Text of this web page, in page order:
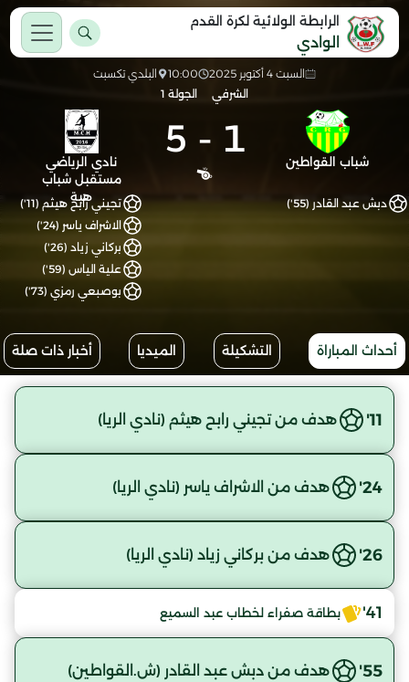
الرابطة الولائية لكرة القدم
الوادي
السبت 4 أكتوبر 2025 10:00
البلدي تكسبت
الشرفي
الجولة 1
شباب القواطين 1
-
5
نادي الرياضي
مستقبل شباب
هبة
دبش عبد القادر (55')
تجيني رابح هيثم (11')
الاشراف ياسر (24')
بركاني زياد (26')
علية الياس (59')
بوصبعي رمزي (73')
أحداث المباراة التشكيلة الميديا أخبار ذات صلة
11' هدف من تجيني رابح هيثم (نادي الريا)
24' هدف من الاشراف ياسر (نادي الريا)
26' هدف من بركاني زياد (نادي الريا)
41' بطاقة صفراء لخطاب عبد السميع
55' هدف من دبش عبد القادر (ش.القواطين)